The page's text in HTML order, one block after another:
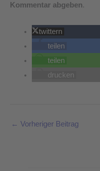
Kommentar abgeben.
twittern
teilen
teilen
drucken
← Vorheriger Beitrag